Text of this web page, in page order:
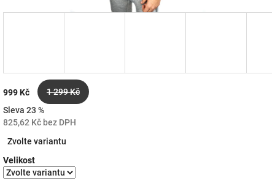
999 Kč
1 299 Kč
Sleva 23 %
825,62 Kč bez DPH
cena:
Zvolte variantu
Velikost